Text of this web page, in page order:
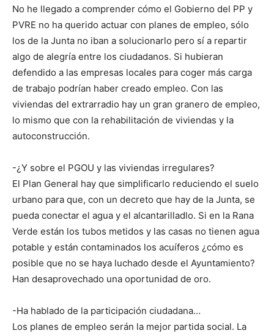
No he llegado a comprender cómo el Gobierno del PP y
PVRE no ha querido actuar con planes de empleo, sólo
los de la Junta no iban a solucionarlo pero sí a repartir
algo de alegría entre los ciudadanos. Si hubieran
defendido a las empresas locales para coger más carga
de trabajo podrían haber creado empleo. Con las
viviendas del extrarradio hay un gran granero de empleo,
lo mismo que con la rehabilitación de viviendas y la
autoconstrucción.
-¿Y sobre el PGOU y las viviendas irregulares?
El Plan General hay que simplificarlo reduciendo el suelo
urbano para que, con un decreto que hay de la Junta, se
pueda conectar el agua y el alcantarilladlo. Si en la Rana
Verde están los tubos metidos y las casas no tienen agua
potable y están contaminados los acuíferos ¿cómo es
posible que no se haya luchado desde el Ayuntamiento?
Han desaprovechado una oportunidad de oro.
-Ha hablado de la participación ciudadana…
Los planes de empleo serán la mejor partida social. La